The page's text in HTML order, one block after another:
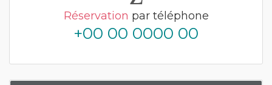
Réservation par téléphone
+00 00 0000 00